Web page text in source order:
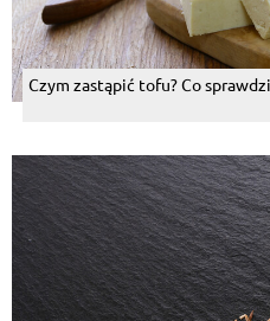
Czym zastąpić tofu? Co